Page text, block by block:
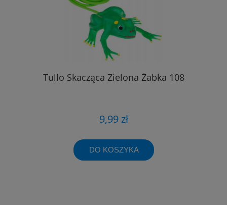
Tullo Skacząca Zielona Żabka 108
9,99 zł
DO KOSZYKA